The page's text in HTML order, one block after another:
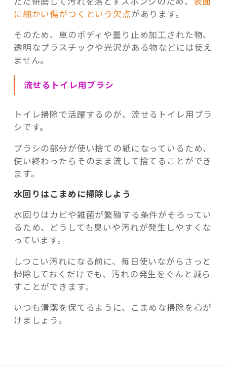
に細かい傷がつくという欠点があります。
そのため、車のボディや曇り止め加工された物、
透明なプラスチックや光沢がある物などには使え
ません。
流せるトイレ用ブラシ
トイレ掃除で活躍するのが、流せるトイレ用ブラ
シです。
ブラシの部分が使い捨ての紙になっているため、
使い終わったらそのまま流して捨てることができ
ます。
水回りはこまめに掃除しよう
水回りはカビや雑菌が繁殖する条件がそろってい
るため、どうしても臭いや汚れが発生しやすくな
っています。
しつこい汚れになる前に、毎日使いながらさっと
掃除しておくだけでも、汚れの発生をぐんと減ら
すことができます。
いつも清潔を保てるように、こまめな掃除を心が
けましょう。